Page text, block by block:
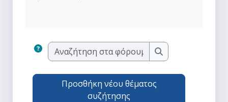
Αναζήτηση στα
Αναζήτηση στα
Προσθήκη νέου θέματος
συζήτησης